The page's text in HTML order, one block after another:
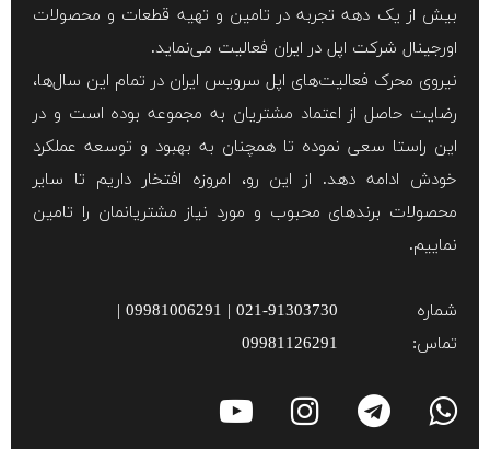
بیش از یک دهه تجربه در تامین و تهیه قطعات و محصولات
اورجینال شرکت اپل در ایران فعالیت می‌نماید.
نیروی محرک فعالیت‌های اپل سرویس ایران در تمام این سال‌ها،
رضایت حاصل از اعتماد مشتریان به مجموعه بوده است و در
این راستا سعی نموده تا همچنان به بهبود و توسعه عملکرد
خودش ادامه دهد. از این رو، امروزه افتخار داریم تا سایر
محصولات برند‌های محبوب و مورد نیاز مشتریانمان را تامین
نماییم.
شماره
تماس:
021-91303730 | 09981006291 |
09981126291